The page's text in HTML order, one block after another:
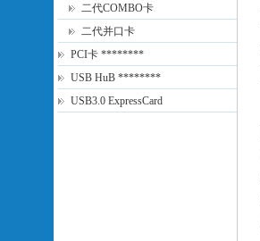
二代COMBO卡
二代并口卡
PCI卡 ********
USB HuB ********
USB3.0 ExpressCard